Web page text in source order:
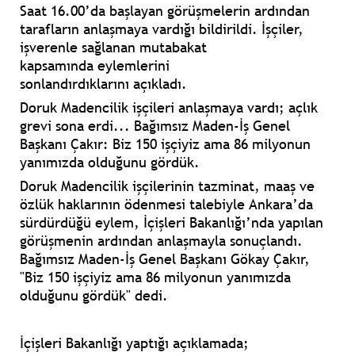
Saat 16.00’da başlayan görüşmelerin ardından
tarafların anlaşmaya vardığı bildirildi. İşçiler,
işverenle sağlanan mutabakat
kapsamında eylemlerini
sonlandırdıklarını açıkladı.
Doruk Madencilik işçileri anlaşmaya vardı; açlık
grevi sona erdi... Bağımsız Maden-İş Genel
Başkanı Çakır: Biz 150 işçiyiz ama 86 milyonun
yanımızda olduğunu gördük.
Doruk Madencilik işçilerinin tazminat, maaş ve
özlük haklarının ödenmesi talebiyle Ankara’da
sürdürdüğü eylem, İçişleri Bakanlığı’nda yapılan
görüşmenin ardından anlaşmayla sonuçlandı.
Bağımsız Maden-İş Genel Başkanı Gökay Çakır,
"Biz 150 işçiyiz ama 86 milyonun yanımızda
olduğunu gördük" dedi.
İçişleri Bakanlığı yaptığı açıklamada;